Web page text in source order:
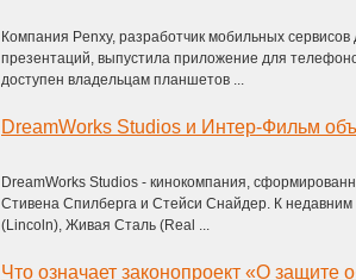
Компания Penxy, разработчик мобильных
презентаций, выпустила приложение для
доступен владельцам планшетов ...
DreamWorks Studios - кинокомпания,
Стивена Спилберга и Стейси Снайдер. К недавним
(Lincoln), Живая Сталь (Real ...
Что означает законопроект «О защите